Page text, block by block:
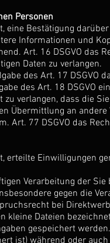
Personen
eine Bestätigung
Informationen und
Art. 16 DSGVO das
Daten zu verlangen.
des Art. 17 DSGVO
des Art. 18 DSGVO
zu verlangen, dass die
Übermittlung an
Art. 77 DSGVO das
erteilte Einwilligungen
Verarbeitung der
gegen die
bei
kleine Dateien
gespeichert
ist) während oder